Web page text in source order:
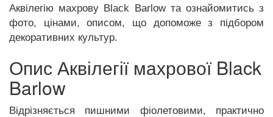
Аквілегію махрову Black Barlow та ознайомитись з
фото, цінами, описом, що допоможе з підбором
декоративних культур.
Опис Аквілегії махрової Black
Barlow
Відрізняється пишними фіолетовими, практично